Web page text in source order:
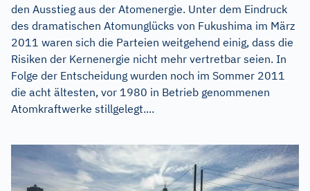
den Ausstieg aus der Atomenergie. Unter dem Eindruck
des dramatischen Atomunglücks von Fukushima im März
2011 waren sich die Parteien weitgehend einig, dass die
Risiken der Kernenergie nicht mehr vertretbar seien. In
Folge der Entscheidung wurden noch im Sommer 2011
die acht ältesten, vor 1980 in Betrieb genommenen
Atomkraftwerke stillgelegt....